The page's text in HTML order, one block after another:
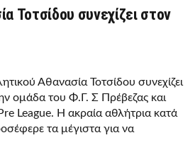
Τοτσίδου συνεχίζει στον
Αθανασία Τοτσίδου συνεχίζει
ομάδα του Φ.Γ. Σ Πρέβεζας και
League. Η ακραία αθλήτρια κατά
τα μέγιστα για να